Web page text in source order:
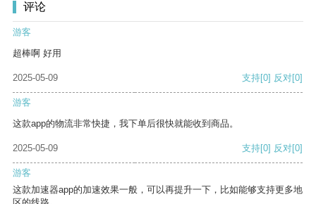
评论
游客
超棒啊 好用
2025-05-09 支持[0] 反对[0]
游客
这款app的物流非常快捷，我下单后很快就能收到商品。
2025-05-09 支持[0] 反对[0]
游客
这款加速器app的加速效果一般，可以再提升一下，比如能够支持更多地